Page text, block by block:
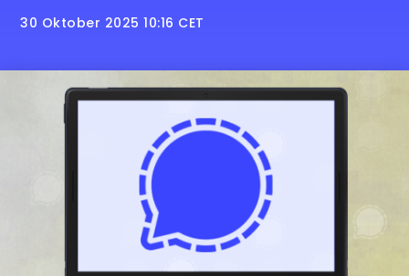
30 Oktober 2025 10:16 CET